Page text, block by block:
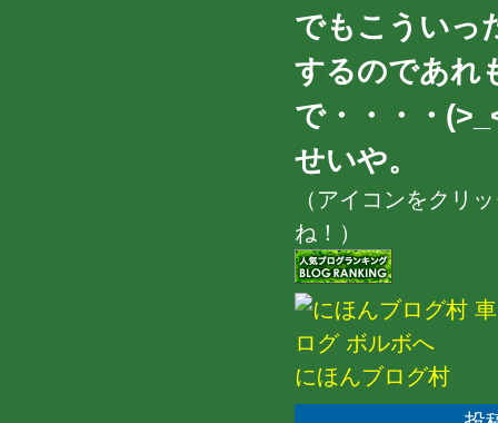
でもこういっ
するのであれ
で・・・・
せいや。
（アイコンをクリ
ね！）
にほんブログ村